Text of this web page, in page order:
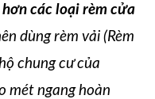
các loại rèm cửa
dùng rèm vải (Rèm
chung cư của
mét ngang hoàn